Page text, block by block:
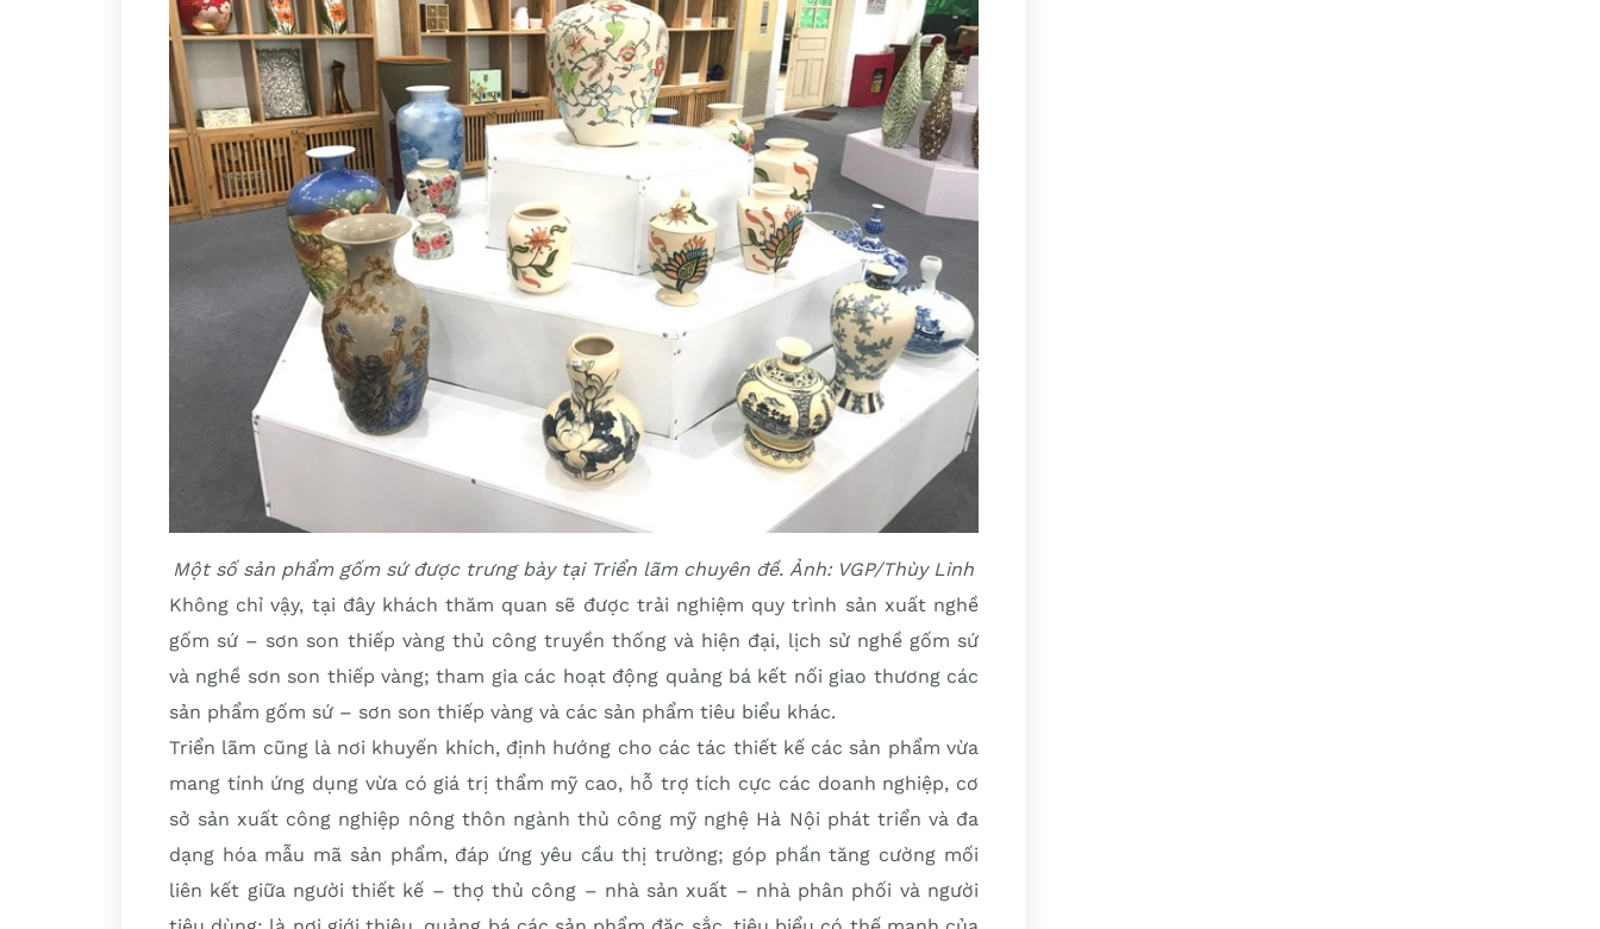
Một số sản phẩm gốm sứ được trưng bày tại Triển lãm chuyên đề. Ảnh: VGP/Thùy Linh
Không chỉ vậy, tại đây khách thăm quan sẽ được trải nghiệm quy trình sản xuất nghề
gốm sứ – sơn son thiếp vàng thủ công truyền thống và hiện đại, lịch sử nghề gốm sứ
và nghề sơn son thiếp vàng; tham gia các hoạt động quảng bá kết nối giao thương các
sản phẩm gốm sứ – sơn son thiếp vàng và các sản phẩm tiêu biểu khác.
Triển lãm cũng là nơi khuyến khích, định hướng cho các tác thiết kế các sản phẩm vừa
mang tính ứng dụng vừa có giá trị thẩm mỹ cao, hỗ trợ tích cực các doanh nghiệp, cơ
sở sản xuất công nghiệp nông thôn ngành thủ công mỹ nghệ Hà Nội phát triển và đa
dạng hóa mẫu mã sản phẩm, đáp ứng yêu cầu thị trường; góp phần tăng cường mối
liên kết giữa người thiết kế – thợ thủ công – nhà sản xuất – nhà phân phối và người